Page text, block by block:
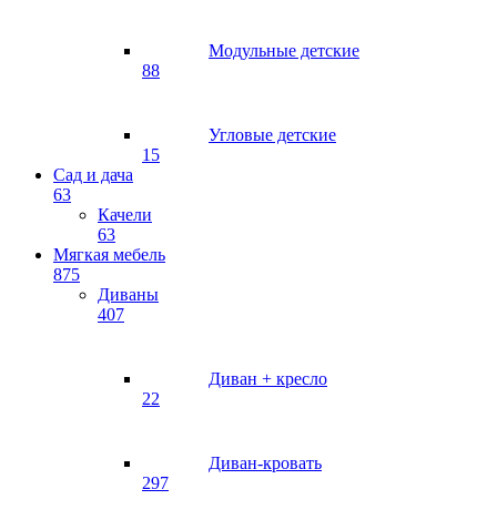
Модульные детские
88
Угловые детские
15
Сад и дача
63
Качели
63
Мягкая мебель
875
Диваны
407
Диван + кресло
22
Диван-кровать
297